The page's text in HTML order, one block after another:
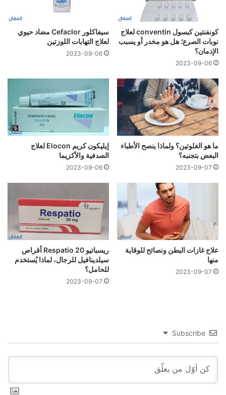
كونفنتين كبسول conventin لعلاج
نوبات الصرع؛ هل هو مخدر أو يسبب
الإدمان؟
2023-09-06
سيفاكلور Cefaclor مضاد حيوي
لعلاج التهابات اللوزتين
2023-09-06
ما هو الغلوتين؟ ولماذا ينصح الأطباء
البعض بتجنبه؟
2023-09-07
إيليكون كريم Elocon لعلاج
الصدفية والأكزيما
2023-09-06
علاج غازات البطن ونصائح للوقاية
منها
2023-09-07
ريسباتيو 20 Respatio أقراص
سيلدينافيل للرجال، لماذا يُستخدم
للحامل؟
2023-09-07
Subscribe